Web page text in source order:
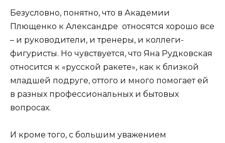
Безусловно, понятно, что в Академии
Плющенко к Александре относятся хорошо все
– и руководители, и тренеры, и коллеги-
фигуристы. Но чувствуется, что Яна Рудковская
относится к «русской ракете», как к близкой
младшей подруге, оттого и много помогает ей
в разных профессиональных и бытовых
вопросах.
И кроме того, с большим уважением